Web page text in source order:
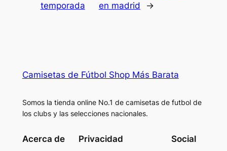
temporada
en madrid
→
Camisetas de Fútbol Shop Más Barata
Somos la tienda online No.1 de camisetas de futbol de
los clubs y las selecciones nacionales.
Acerca de Privacidad Social